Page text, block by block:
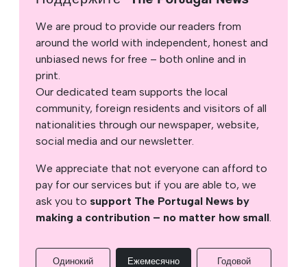
We are proud to provide our readers from
around the world with independent, honest and
unbiased news for free – both online and in
print.
Our dedicated team supports the local
community, foreign residents and visitors of all
nationalities through our newspaper, website,
social media and our newsletter.
We appreciate that not everyone can afford to
pay for our services but if you are able to, we
ask you to support The Portugal News by
making a contribution – no matter how small.
Одинокий Ежемесячно Годовой